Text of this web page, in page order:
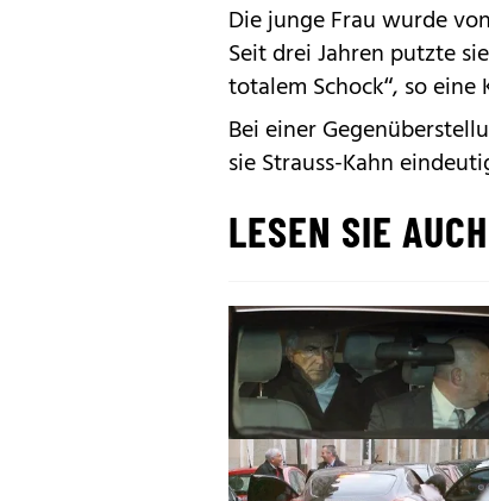
Die junge Frau wurde
Seit drei Jahren putzte
totalem Schock“, so eine
Bei einer
sie Strauss-Kahn
LESEN SIE AUCH